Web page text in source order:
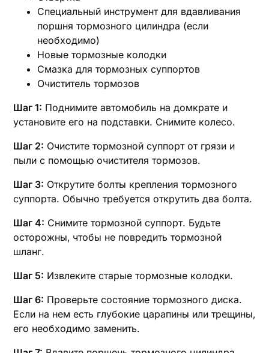
Специальный инструмент для вдавливания
поршня тормозного цилиндра (если
необходимо)
Новые тормозные колодки
Смазка для тормозных суппортов
Очиститель тормозов
Шаг 1: Поднимите автомобиль на домкрате и
установите его на подставки. Снимите колесо.
Шаг 2: Очистите тормозной суппорт от грязи и
пыли с помощью очистителя тормозов.
Шаг 3: Открутите болты крепления тормозного
суппорта. Обычно требуется открутить два болта.
Шаг 4: Снимите тормозной суппорт. Будьте
осторожны‚ чтобы не повредить тормозной
шланг.
Шаг 5: Извлеките старые тормозные колодки.
Шаг 6: Проверьте состояние тормозного диска.
Если на нем есть глубокие царапины или трещины‚
его необходимо заменить.